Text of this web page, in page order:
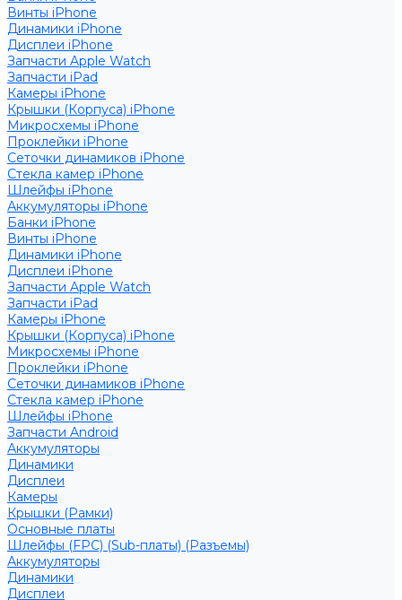
Винты iPhone
Динамики iPhone
Дисплеи iPhone
Запчасти Apple Watch
Запчасти iPad
Камеры iPhone
Крышки (Корпуса) iPhone
Микросхемы iPhone
Проклейки iPhone
Сеточки динамиков iPhone
Стекла камер iPhone
Шлейфы iPhone
Аккумуляторы iPhone
Банки iPhone
Винты iPhone
Динамики iPhone
Дисплеи iPhone
Запчасти Apple Watch
Запчасти iPad
Камеры iPhone
Крышки (Корпуса) iPhone
Микросхемы iPhone
Проклейки iPhone
Сеточки динамиков iPhone
Стекла камер iPhone
Шлейфы iPhone
Запчасти Android
Аккумуляторы
Динамики
Дисплеи
Камеры
Крышки (Рамки)
Основные платы
Шлейфы (FPC) (Sub-платы) (Разъемы)
Аккумуляторы
Динамики
Дисплеи